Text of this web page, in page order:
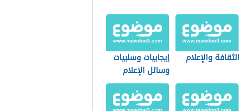
الثقافة والإعلام
إيجابيات وسلبيات
وسائل الإعلام